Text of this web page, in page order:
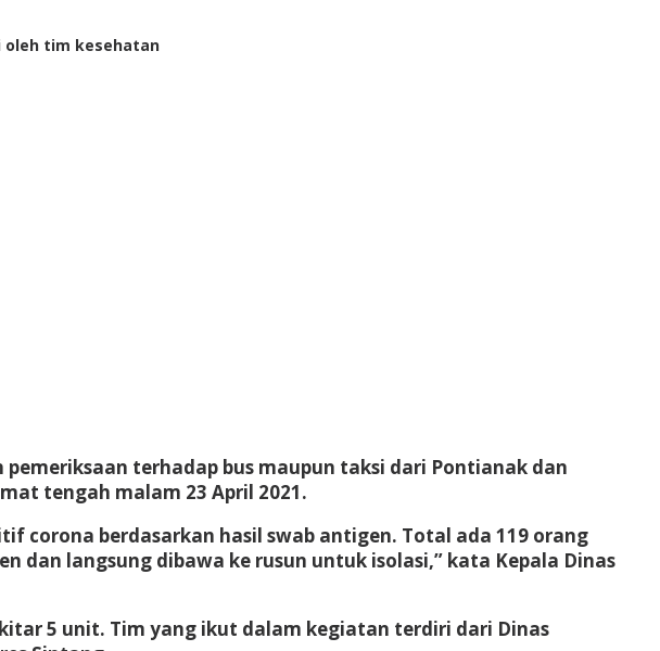
oleh tim kesehatan
terhadap bus maupun taksi dari Pontianak dan
tengah malam 23 April 2021.
corona berdasarkan hasil swab antigen. Total ada 119 orang
dan langsung dibawa ke rusun untuk isolasi,” kata Kepala Dinas
5 unit. Tim yang ikut dalam kegiatan terdiri dari Dinas